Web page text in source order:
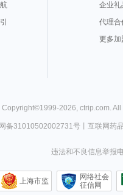
企业礼
代理合
更多加
Copyright©1999-2026, ctrip.com.
备31010502002731号丨 互联网药
违法和不良信息举报
上海市监
网络社会
征信网